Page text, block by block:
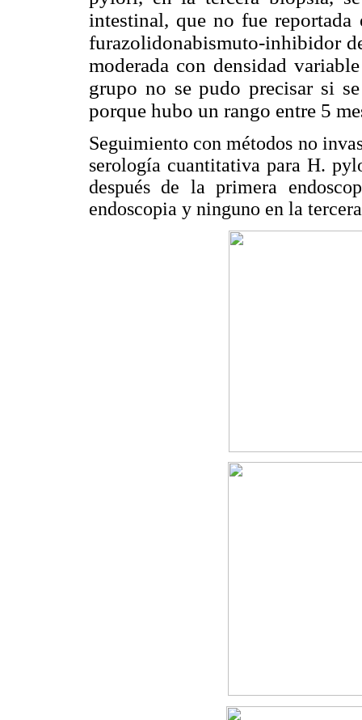
intestinal, que no fue
furazolidonabismuto-inhibidor
moderada con densidad
grupo no se pudo precisar si
porque hubo un rango entre 5
Seguimiento con métodos no
serología cuantitativa para H.
después de la primera
endoscopia y ninguno en la